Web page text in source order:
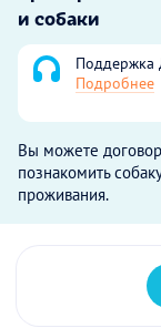
и собаки
Поддержка
Подробнее
Вы можете
познакомить
проживания.